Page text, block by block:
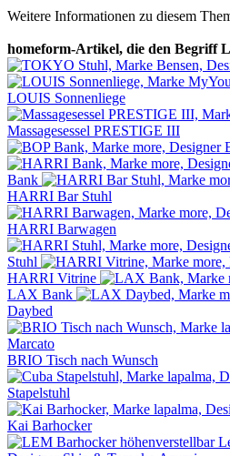
Weitere Informationen zu diesem
homeform-Artikel, die den Begriff
LOUIS Sonnenliege
Massagesessel PRESTIGE III
Bank
HARRI Bar Stuhl
HARRI Barwagen
Stuhl
HARRI Vitrine
LAX Bank
Daybed
BRIO Tisch nach Wunsch
Stapelstuhl
Kai Barhocker